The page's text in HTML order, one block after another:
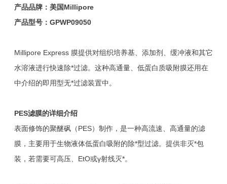
产品品牌：美国Millipore
产品型号：GPWP09050
Millipore Express 膜提供对组织培养基、添加剂、缓冲液和其它
水溶液进行快速除*过滤。这种高通量、低蛋白质吸附膜还用在
中介绍的即用型无*过滤装置中。
PES滤膜的详细介绍
表面修饰的聚醚砜（PES）制作，是一种高流速、高通量的滤
膜，主要用于生物液体低蛋白吸附的除*型过滤。提供非灭*包
装，若需要可高压、EtO或γ射线灭*。